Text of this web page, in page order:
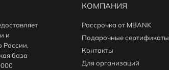
и
России,
база
КОМПАНИЯ
Рассрочка от MBANK
Подарочные сертификаты
Контакты
Для организаций